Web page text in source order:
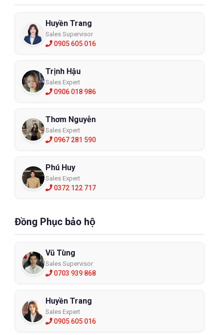
Huyền Trang
Sales Supervisor
0905 605 016
Trịnh Hậu
Sales Expert
0906 018 986
Thơm Nguyễn
Sales Expert
0967 281 590
Phú Huy
Sales Expert
0372 122 717
Đồng Phục bảo hộ
Vũ Tùng
Sales Supervisor
0703 939 868
Huyền Trang
Sales Expert
0905 605 016